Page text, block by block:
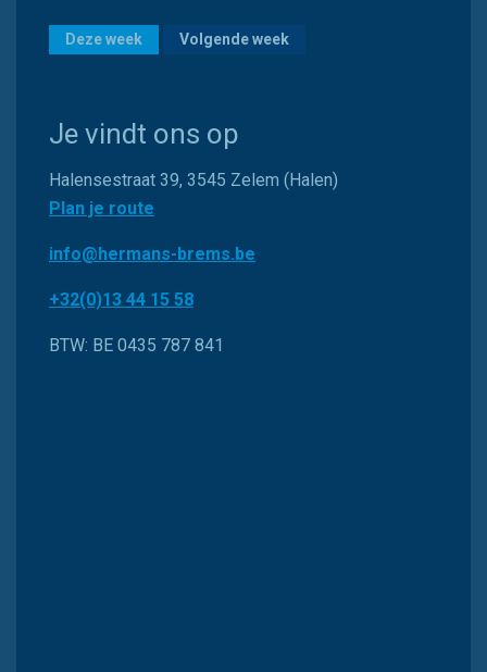
Deze week Volgende week
Je vindt ons op
Halensestraat 39, 3545 Zelem (Halen)
Plan je route
info@hermans-brems.be
+32(0)13 44 15 58
BTW: BE 0435 787 841